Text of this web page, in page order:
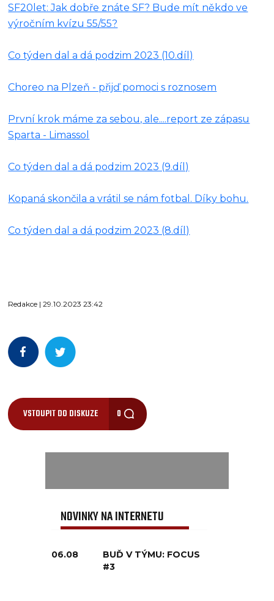
SF20let: Jak dobře znáte SF? Bude mít někdo ve
výročním kvízu 55/55?
Co týden dal a dá podzim 2023 (10.díl)
Choreo na Plzeň - přijď pomoci s roznosem
První krok máme za sebou, ale....report ze zápasu
Sparta - Limassol
Co týden dal a dá podzim 2023 (9.díl)
Kopaná skončila a vrátil se nám fotbal. Díky bohu.
Co týden dal a dá podzim 2023 (8.díl)
Redakce | 29.10.2023 23:42
VSTOUPIT DO DISKUZE 0
NOVINKY NA INTERNETU
06.08
BUĎ V TÝMU: FOCUS
#3